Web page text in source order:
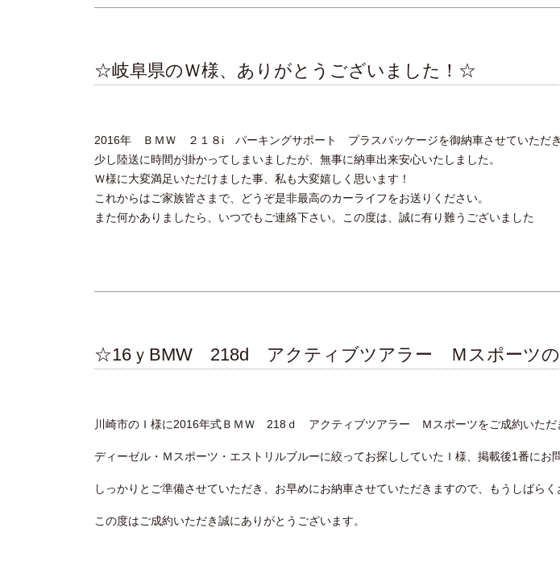
☆岐阜県のＷ様、ありがとうございました！☆
2016年 ＢＭＷ ２１８i パーキングサポート プラスパッケージを御納車させていただき
少し陸送に時間が掛かってしまいましたが、無事に納車出来安心いたしました。
Ｗ様に大変満足いただけました事、私も大変嬉しく思います！
これからはご家族皆さまで、どうぞ是非最高のカーライフをお送りください。
また何かありましたら、いつでもご連絡下さい。この度は、誠に有り難うございました
☆16ｙBMW 218d アクティブツアラー Ｍスポーツ
川崎市のＩ様に2016年式ＢＭＷ 218ｄ アクティブツアラー Ｍスポーツをご成約いただ
ディーゼル・Ｍスポーツ・エストリルブルーに絞ってお探ししていたＩ様、掲載後1番にお
しっかりとご準備させていただき、お早めにお納車させていただきますので、もうしばらく
この度はご成約いただき誠にありがとうございます。